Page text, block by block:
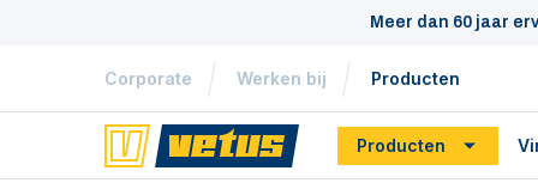
Meer dan 60 jaar
Corporate Werken bij Producten
Producten